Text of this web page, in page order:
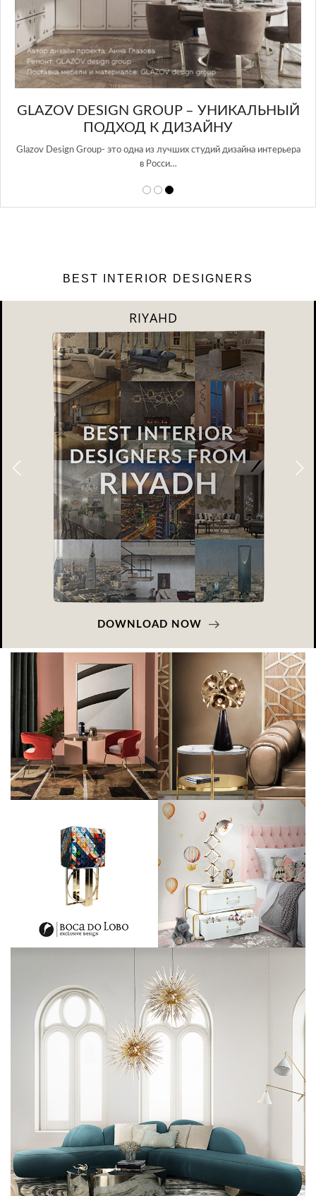
GLAZOV DESIGN GROUP – УНИКАЛЬНЫЙ
ПОДХОД К ДИЗАЙНУ
Glazov Design Group- это одна из лучших студий дизайна интерьера
в Росси…
BEST INTERIOR DESIGNERS
RIYAHD
DOWNLOAD NOW